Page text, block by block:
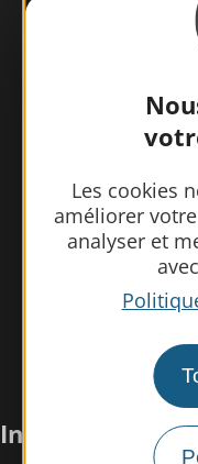
Les cookies
améliorer
analyser et
Infos pratiques